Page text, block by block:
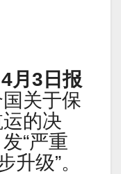
月3日报
关于保
的决
“严重
升级”。